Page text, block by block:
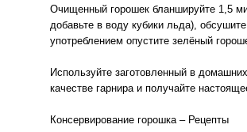
Очищенный горошек бланшируйте 1,5
добавьте в воду кубики льда),
употреблением опустите зелёный
Используйте заготовленный в
качестве гарнира и получайте
Консервирование горошка – Рецепты